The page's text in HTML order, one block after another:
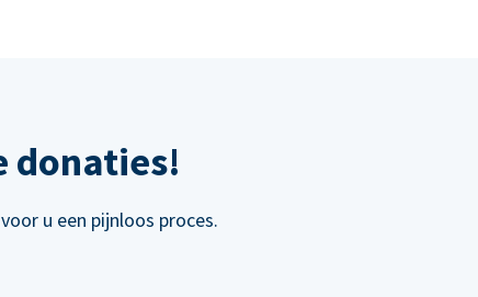
donaties!
u een pijnloos proces.